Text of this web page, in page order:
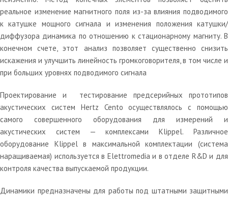
реальное изменение магнитного поля из-за влияния подводимого
к катушке мощного сигнала и изменения положения катушки/
диффузора динамика по отношению к стационарному магниту. В
конечном счете, этот анализ позволяет существенно снизить
искажения и улучшить линейность громкоговорителя, в том числе и
при больших уровнях подводимого сигнала
Проектирование и тестирование предсерийных прототипов
акустических систем Hertz Cento осуществлялось с помощью
самого совершенного оборудования для измерений и
акустических систем — комплексами Klippel. Различное
оборудование Klippel в максимальной комплектации (система
наращиваемая) используется в Elettromedia и в отделе R&D и для
контроля качества выпускаемой продукции.
Динамики предназначены для работы под штатными защитными